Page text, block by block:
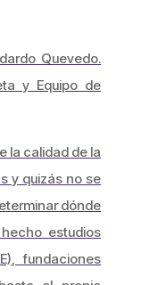
Quevedo.
y Equipo de
la calidad de la
y quizás no se
dónde
estudios
fundaciones